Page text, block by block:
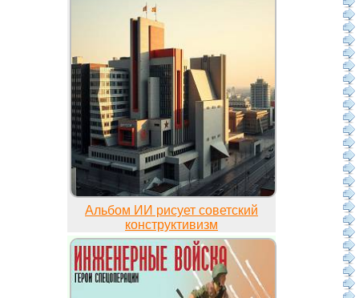
Альбом ИИ рисует советский
конструктивизм